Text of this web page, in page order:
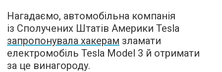
Нагадаємо, автомобільна компанія
із Сполучених Штатів Америки Tesla
запропонувала хакерам зламати
електромобіль Tesla Model 3 й отримати
за це винагороду.